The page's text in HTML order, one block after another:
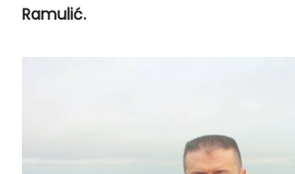
Ramulić.